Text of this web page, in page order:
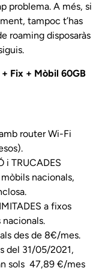
problema. A més, si
tampoc t’has
roaming disposaràs
Fix + Mòbil 60GB
router Wi-Fi
i TRUCADES
mòbils nacionals,
a fixos
des de 8€/mes.
del 31/05/2021,
sols 47,89 €/mes